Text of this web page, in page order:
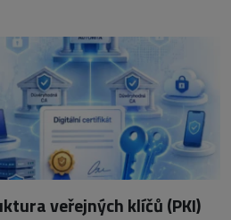
veřejných klíčů (PKI)